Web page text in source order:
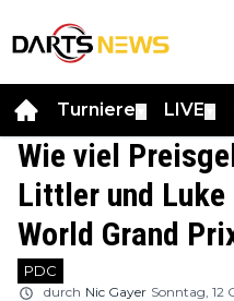
Turniere LIVE
Wie viel
Littler und
World Grand
PDC
durch Nic Gayer Sonntag, 12